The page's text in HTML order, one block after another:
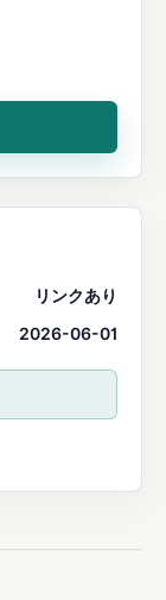
リンクあり
2026-06-01